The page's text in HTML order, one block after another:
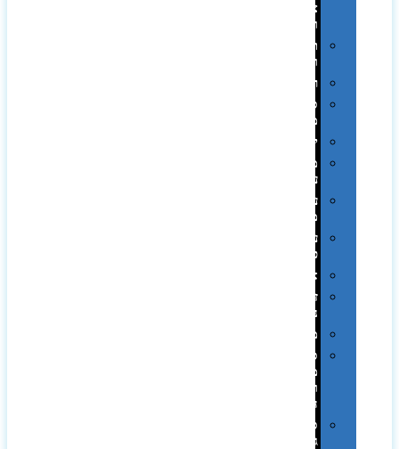
ומכתביות
תערוכות
וכנסים
רמקולים
סוכריות
ממותגות
יודאיקה
מארזי
עטים
עטי
מתכת
עטי
פלסטיק
אוזניות
זכרונות
ניידים
מפצלים
סביבת
מחשב
וציוד
היקפי
סוללות
גיבוי